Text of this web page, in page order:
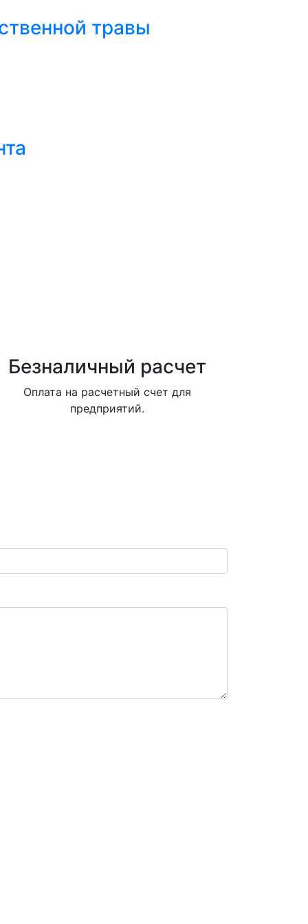
травы
Безналичный расчет
Оплата на расчетный счет для
предприятий.